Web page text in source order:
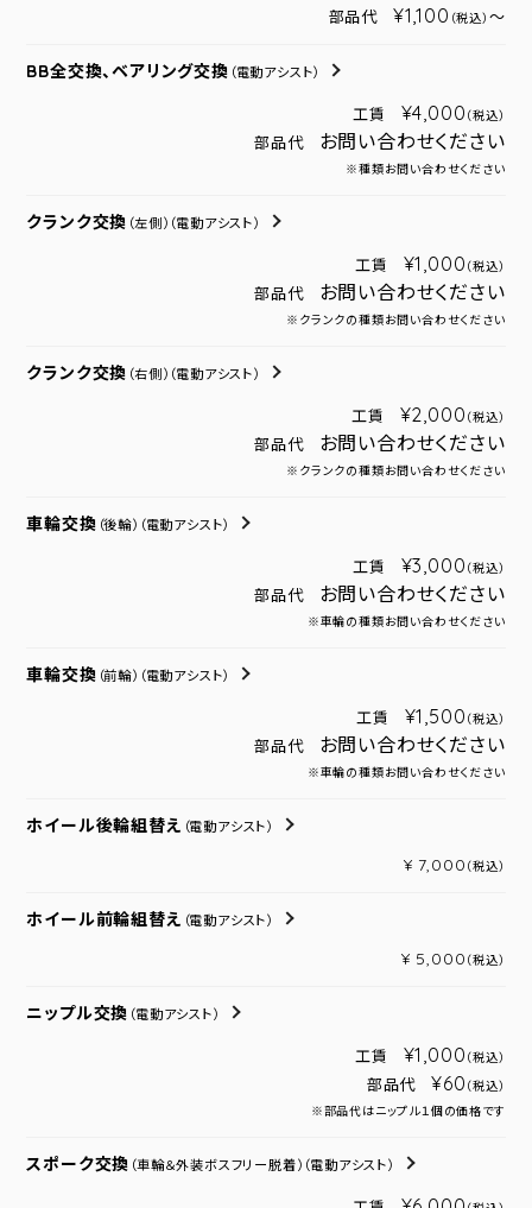
部品代 ¥1,100 （税込） ～
BB全交換、ベアリング交換 （電動アシスト）
工賃 ¥4,000 （税込）
部品代 お問い合わせください
※種類お問い合わせください
クランク交換 （左側） （電動アシスト）
工賃 ¥1,000 （税込）
部品代 お問い合わせください
※クランクの種類お問い合わせください
クランク交換 （右側） （電動アシスト）
工賃 ¥2,000 （税込）
部品代 お問い合わせください
※クランクの種類お問い合わせください
車輪交換 （後輪） （電動アシスト）
工賃 ¥3,000 （税込）
部品代 お問い合わせください
※車輪の種類お問い合わせください
車輪交換 （前輪） （電動アシスト）
工賃 ¥1,500 （税込）
部品代 お問い合わせください
※車輪の種類お問い合わせください
ホイール後輪組替え （電動アシスト）
¥ 7,000 （税込）
ホイール前輪組替え （電動アシスト）
¥ 5,000 （税込）
ニップル交換 （電動アシスト）
工賃 ¥1,000 （税込）
部品代 ¥60 （税込）
※部品代はニップル１個の価格です
スポーク交換 （車輪＆外装ボスフリー脱着） （電動アシスト）